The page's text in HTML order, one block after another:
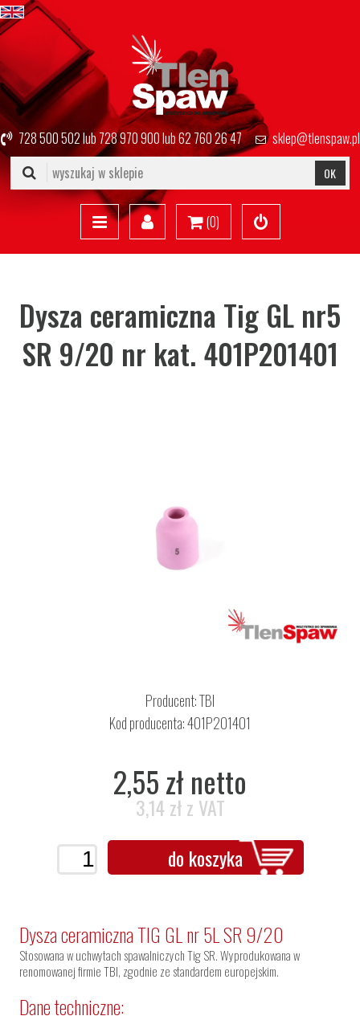
728 500 502lub728 970 900lub62 760 26 47 sklep@tlenspaw.pl
OK
(0)
Dysza ceramiczna Tig GL nr5
SR 9/20 nr kat. 401P201401
Producent:TBI
Kod producenta: 401P201401
2,55 zł netto
3,14 zł z VAT
do koszyka
Dysza ceramiczna TIG GL nr 5L SR 9/20
Stosowana w uchwytach spawalniczych Tig SR. Wyprodukowana w
renomowanej firmie TBI, zgodnie ze standardem europejskim.
Dane techniczne: